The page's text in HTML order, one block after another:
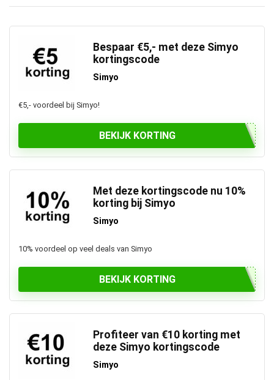
Bespaar €5,- met deze Simyo
kortingscode
Simyo
€5,- voordeel bij Simyo!
BEKIJK KORTING
Met deze kortingscode nu 10%
korting bij Simyo
Simyo
10% voordeel op veel deals van Simyo
BEKIJK KORTING
Profiteer van €10 korting met
deze Simyo kortingscode
Simyo